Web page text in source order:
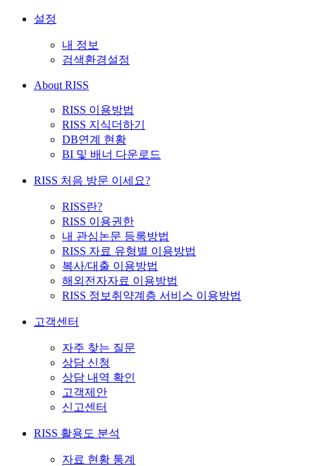
설정
내 정보
검색환경설정
About RISS
RISS 이용방법
RISS 지식더하기
DB연계 현황
BI 및 배너 다운로드
RISS 처음 방문 이세요?
RISS란?
RISS 이용권한
내 관심논문 등록방법
RISS 자료 유형별 이용방법
복사/대출 이용방법
해외전자자료 이용방법
RISS 정보취약계층 서비스 이용방법
고객센터
자주 찾는 질문
상담 신청
상담 내역 확인
고객제안
신고센터
RISS 활용도 분석
자료 현황 통계